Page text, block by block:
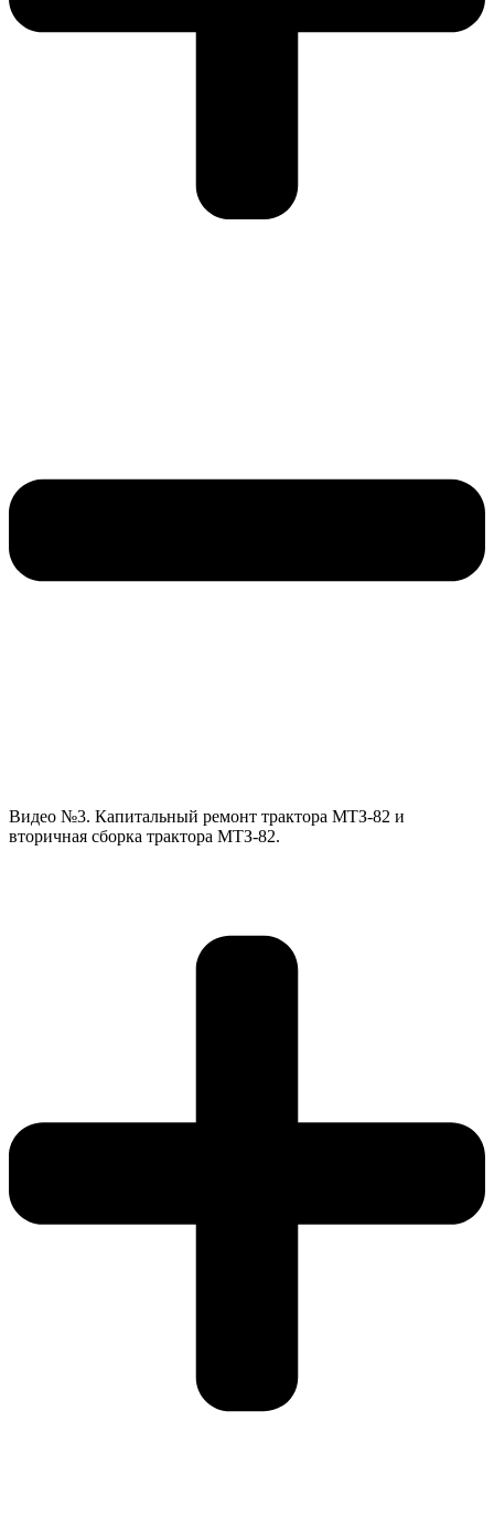
Видео №3. Капитальный ремонт трактора МТЗ-82 и
вторичная сборка трактора МТЗ-82.